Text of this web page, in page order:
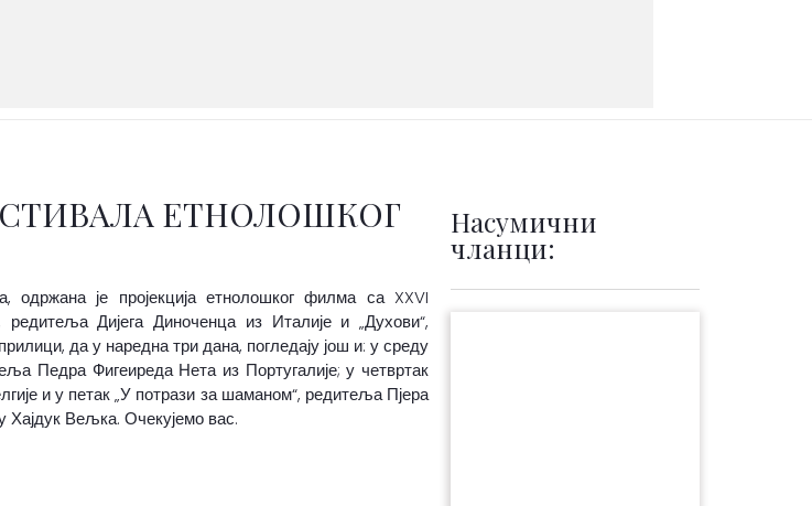
ЕТНОЛОШКОГ
је пројекција етнолошког филма са XXVI
Дијега Диноченца из Италије и „Духови“,
да у наредна три дана, погледају још и: у среду
Педра Фигеиреда Нета из Португалије; у четвртак
и у петак „У потрази за шаманом“, редитеља Пјера
Хајдук Вељка. Очекујемо вас.
Насумични
чланци: